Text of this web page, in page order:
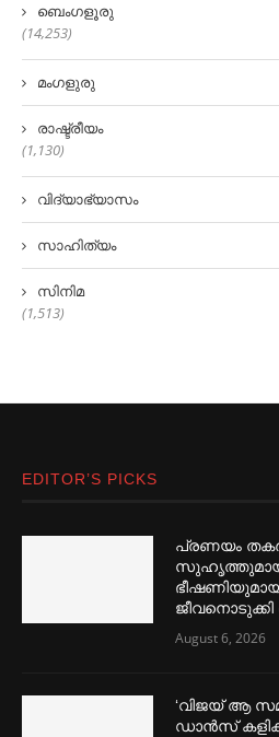
ബെംഗളൂരു
(14,253)
മംഗളുരു
രാഷ്ട്രീയം
(1,130)
വിദ്യാഭ്യാസം
സാഹിത്യം
സിനിമ
(1,513)
EDITOR’S PICKS
പ്രണയം
സുഹൃത്തുമായി
ജീവനൊടുക്കി
August 6, 2026
‘വിജയ് ആ
ഡാൻസ്